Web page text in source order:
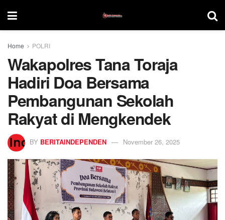
Home POLRI
Wakapolres Tana Toraja
Hadiri Doa Bersama
Pembangunan Sekolah
Rakyat di Mengkendek
BY BERITAINDEPENDEN November 26, 2025